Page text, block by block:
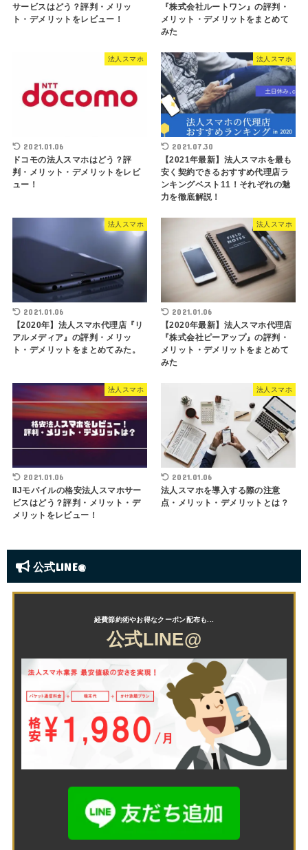
サービスはどう？評判・メリッ
ト・デメリットをレビュー！
『株式会社ルートワン』の評判・
メリット・デメリットをまとめて
みた
法人スマホ
2021.01.06
ドコモの法人スマホはどう？評
判・メリット・デメリットをレビ
ュー！
法人スマホ
2021.07.30
【2021年最新】法人スマホを最も
安く契約できるおすすめ代理店ラ
ンキングベスト11！それぞれの魅
力を徹底解説！
法人スマホ
2021.01.06
【2020年】法人スマホ代理店『リ
アルメディア』の評判・メリッ
ト・デメリットをまとめてみた。
法人スマホ
2021.01.06
【2020年最新】法人スマホ代理店
『株式会社ピーアップ』の評判・
メリット・デメリットをまとめて
みた
法人スマホ
2021.01.06
IIJモバイルの格安法人スマホサー
ビスはどう？評判・メリット・デ
メリットをレビュー！
法人スマホ
2021.01.06
法人スマホを導入する際の注意
点・メリット・デメリットとは？
公式LINE@
公式LINE@